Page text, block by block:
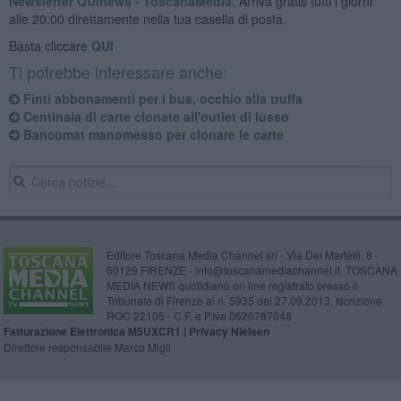
alle 20:00 direttamente nella tua casella di posta.
Basta cliccare QUI
Ti potrebbe interessare anche:
Finti abbonamenti per i bus, occhio alla truffa
Centinaia di carte clonate all'outlet di lusso
Bancomat manomesso per clonare le carte
Editore Toscana Media Channel srl - Via Dei Martelli, 8 -
50129 FIRENZE - info@toscanamediachannel.it. TOSCANA
MEDIA NEWS quotidiano on line registrato presso il
Tribunale di Firenze al n. 5935 del 27.09.2013. Iscrizione
ROC 22105 - C.F. e P.Iva 0620787048
Fatturazione Elettronica M5UXCR1 | Privacy Nielsen
Direttore responsabile Marco Migli